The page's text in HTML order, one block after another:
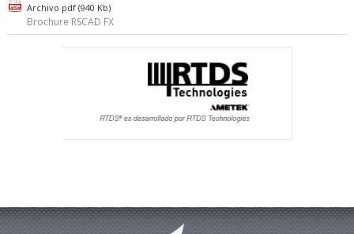
Archivo pdf (940 Kb)
Brochure RSCAD FX